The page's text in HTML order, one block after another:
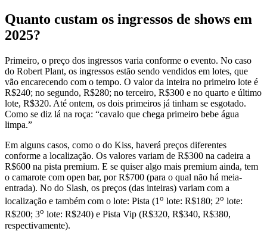
Quanto custam os ingressos de shows em
2025?
Primeiro, o preço dos ingressos varia conforme o evento. No caso
do Robert Plant, os ingressos estão sendo vendidos em lotes, que
vão encarecendo com o tempo. O valor da inteira no primeiro lote é
R$240; no segundo, R$280; no terceiro, R$300 e no quarto e último
lote, R$320. Até ontem, os dois primeiros já tinham se esgotado.
Como se diz lá na roça: “cavalo que chega primeiro bebe água
limpa.”
Em alguns casos, como o do Kiss, haverá preços diferentes
conforme a localização. Os valores variam de R$300 na cadeira a
R$600 na pista premium. E se quiser algo mais premium ainda, tem
o camarote com open bar, por R$700 (para o qual não há meia-
entrada). No do Slash, os preços (das inteiras) variam com a
localização e também com o lote: Pista (1 o lote: R$180; 2o lote:
R$200; 3o lote: R$240) e Pista Vip (R$320, R$340, R$380,
respectivamente).